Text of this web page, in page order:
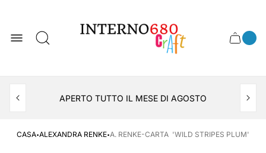
del
negozio
Cassetto
APERTO TUTTO IL MESE DI AGOSTO
CASA·ALEXANDRA RENKE·A. RENKE-CARTA 'WILD STRIPES PLUM'